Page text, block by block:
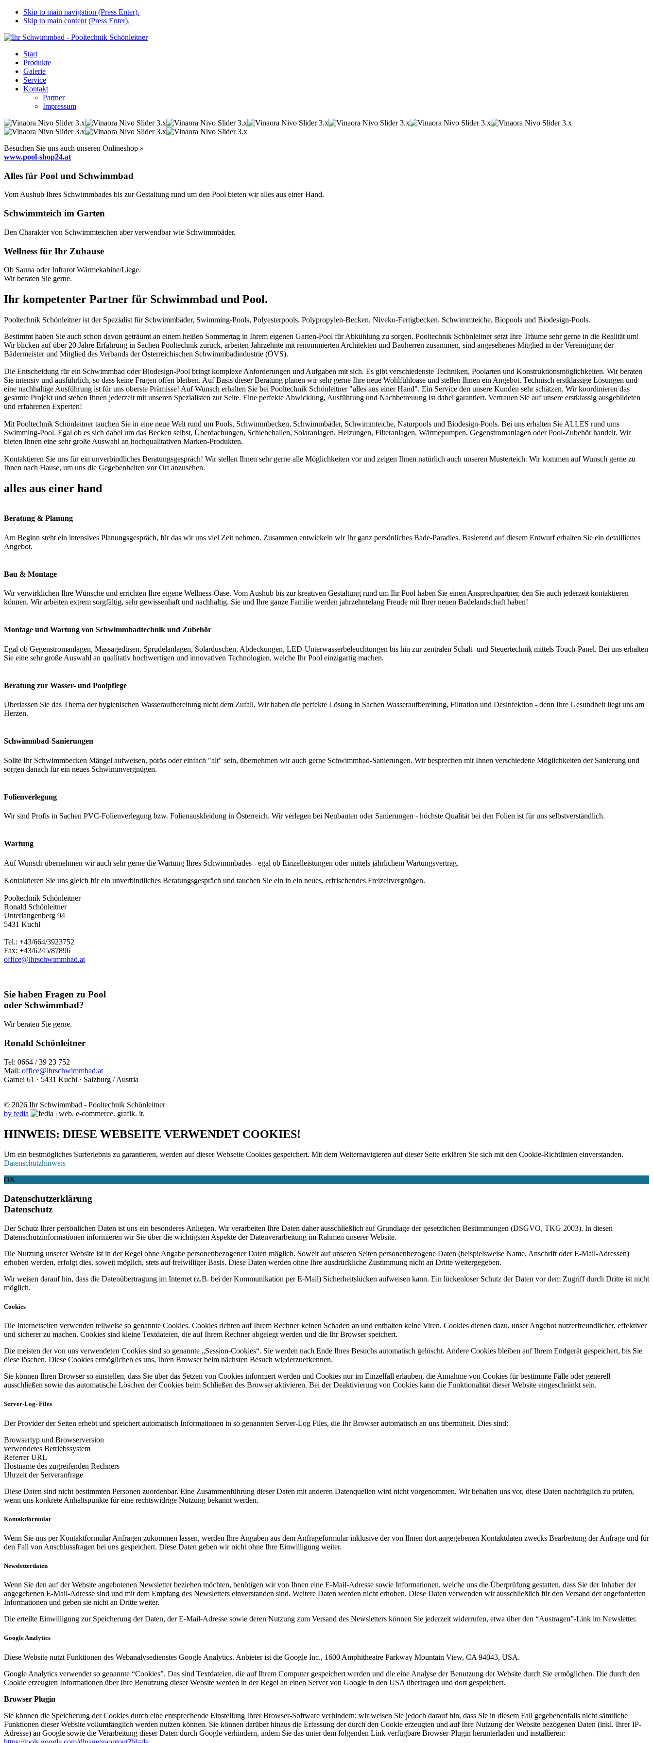
Skip to main navigation (Press Enter).
Skip to main content (Press Enter).
Start
Produkte
Galerie
Service
Kontakt
Partner
Impressum
Besuchen Sie uns auch unseren Onlineshop »
www.pool-shop24.at
Alles für Pool und Schwimmbad
Vom Aushub Ihres Schwimmbades bis zur Gestaltung rund um den Pool bieten wir alles aus einer Hand.
Schwimmteich im Garten
Den Charakter von Schwimmteichen aber verwendbar wie Schwimmbäder.
Wellness für Ihr Zuhause
Ob Sauna oder Infrarot Wärmekabine/Liege.
Wir beraten Sie gerne.
Ihr kompetenter Partner für Schwimmbad und Pool.
Pooltechnik Schönleitner ist der Spezialist für Schwimmbäder, Swimming-Pools, Polyesterpools, Polypropylen-Becken, Niveko-Fertigbecken, Schwimmteiche, Biopools und Biodesign-Pools.
Bestimmt haben Sie auch schon davon geträumt an einem heißen Sommertag in Ihrem eigenen Garten-Pool für Abkühlung zu sorgen. Pooltechnik Schönleitner setzt Ihre Träume sehr gerne in die Realität um!
Wir blicken auf über 20 Jahre Erfahrung in Sachen Pooltechnik zurück, arbeiten Jahrzehnte mit renommierten Architekten und Bauherren zusammen, sind angesehenes Mitglied in der Vereinigung der
Bädermeister und Mitglied des Verbands der Österreichischen Schwimmbadindustrie (ÖVS).
Die Entscheidung für ein Schwimmbad oder Biodesign-Pool bringt komplexe Anforderungen und Aufgaben mit sich. Es gibt verschiedenste Techniken, Poolarten und Konstruktionsmöglichkeiten. Wir beraten
Sie intensiv und ausführlich, so dass keine Fragen offen bleiben. Auf Basis dieser Beratung planen wir sehr gerne Ihre neue Wohlfühloase und stellen Ihnen ein Angebot. Technisch erstklassige Lösungen und
eine nachhaltige Ausführung ist für uns oberste Prämisse! Auf Wunsch erhalten Sie bei Pooltechnik Schönleitner "alles aus einer Hand". Ein Service den unsere Kunden sehr schätzen. Wir koordinieren das
gesamte Projekt und stehen Ihnen jederzeit mit unseren Spezialisten zur Seite. Eine perfekte Abwicklung, Ausführung und Nachbetreuung ist dabei garantiert. Vertrauen Sie auf unsere erstklassig ausgebildeten
und erfahrenen Experten!
Mit Pooltechnik Schönleitner tauchen Sie in eine neue Welt rund um Pools, Schwimmbecken, Schwimmbäder, Schwimmteiche, Naturpools und Biodesign-Pools. Bei uns erhalten Sie ALLES rund ums
Swimming-Pool. Egal ob es sich dabei um das Becken selbst, Überdachungen, Schiebehallen, Solaranlagen, Heizungen, Filteranlagen, Wärmepumpen, Gegenstromanlagen oder Pool-Zubehör handelt. Wir
bieten Ihnen eine sehr große Auswahl an hochqualitativen Marken-Produkten.
Kontaktieren Sie uns für ein unverbindliches Beratungsgespräch! Wir stellen Ihnen sehr gerne alle Möglichkeiten vor und zeigen Ihnen natürlich auch unseren Musterteich. Wir kommen auf Wunsch gerne zu
Ihnen nach Hause, um uns die Gegebenheiten vor Ort anzusehen.
alles aus einer hand
Beratung & Planung
Am Beginn steht ein intensives Planungsgespräch, für das wir uns viel Zeit nehmen. Zusammen entwickeln wir Ihr ganz persönliches Bade-Paradies. Basierend auf diesem Entwurf erhalten Sie ein detailliertes
Angebot.
Bau & Montage
Wir verwirklichen Ihre Wünsche und errichten Ihre eigene Wellness-Oase. Vom Aushub bis zur kreativen Gestaltung rund um Ihr Pool haben Sie einen Ansprechpartner, den Sie auch jederzeit kontaktieren
können. Wir arbeiten extrem sorgfältig, sehr gewissenhaft und nachhaltig. Sie und Ihre ganze Familie werden jahrzehntelang Freude mit Ihrer neuen Badelandschaft haben!
Montage und Wartung von Schwimmbadtechnik und Zubehör
Egal ob Gegenstromanlagen, Massagedüsen, Sprudelanlagen, Solarduschen, Abdeckungen, LED-Unterwasserbeleuchtungen bis hin zur zentralen Schalt- und Steuertechnik mittels Touch-Panel. Bei uns erhalten
Sie eine sehr große Auswahl an qualitativ hochwertigen und innovativen Technologien, welche Ihr Pool einzigartig machen.
Beratung zur Wasser- und Poolpflege
Überlassen Sie das Thema der hygienischen Wasseraufbereitung nicht dem Zufall. Wir haben die perfekte Lösung in Sachen Wasseraufbereitung, Filtration und Desinfektion - denn Ihre Gesundheit liegt uns am
Herzen.
Schwimmbad-Sanierungen
Sollte Ihr Schwimmbecken Mängel aufweisen, porös oder einfach "alt" sein, übernehmen wir auch gerne Schwimmbad-Sanierungen. Wir besprechen mit Ihnen verschiedene Möglichkeiten der Sanierung und
sorgen danach für ein neues Schwimmvergnügen.
Folienverlegung
Wir sind Profis in Sachen PVC-Folienverlegung bzw. Folienauskleidung in Österreich. Wir verlegen bei Neubauten oder Sanierungen - höchste Qualität bei den Folien ist für uns selbstverständlich.
Wartung
Auf Wunsch übernehmen wir auch sehr gerne die Wartung Ihres Schwimmbades - egal ob Einzelleistungen oder mittels jährlichem Wartungsvertrag.
Kontaktieren Sie uns gleich für ein unverbindliches Beratungsgespräch und tauchen Sie ein in ein neues, erfrischendes Freizeitvergnügen.
Pooltechnik Schönleitner
Ronald Schönleitner
Unterlangenberg 94
5431 Kuchl
Tel.: +43/664/3923752
Fax: +43/6245/87896
office@ihrschwimmbad.at
Sie haben Fragen zu Pool
oder Schwimmbad?
Wir beraten Sie gerne.
Ronald Schönleitner
Tel: 0664 / 39 23 752
Mail: office@ihrschwimmbad.at
Garnei 61 · 5431 Kuchl · Salzburg / Austria
© 2026 Ihr Schwimmbad - Pooltechnik Schönleitner
by fedia
HINWEIS: DIESE WEBSEITE VERWENDET COOKIES!
Um ein bestmögliches Surferlebnis zu garantieren, werden auf dieser Webseite Cookies gespeichert. Mit dem Weiternavigieren auf dieser Seite erklären Sie sich mit den Cookie-Richtlinien einverstanden.
Datenschutzhinweis
OK
Datenschutzerklärung
Datenschutz
Der Schutz Ihrer persönlichen Daten ist uns ein besonderes Anliegen. Wir verarbeiten Ihre Daten daher ausschließlich auf Grundlage der gesetzlichen Bestimmungen (DSGVO, TKG 2003). In diesen
Datenschutzinformationen informieren wir Sie über die wichtigsten Aspekte der Datenverarbeitung im Rahmen unserer Website.
Die Nutzung unserer Website ist in der Regel ohne Angabe personenbezogener Daten möglich. Soweit auf unseren Seiten personenbezogene Daten (beispielsweise Name, Anschrift oder E-Mail-Adressen)
erhoben werden, erfolgt dies, soweit möglich, stets auf freiwilliger Basis. Diese Daten werden ohne Ihre ausdrückliche Zustimmung nicht an Dritte weitergegeben.
Wir weisen darauf hin, dass die Datenübertragung im Internet (z.B. bei der Kommunikation per E-Mail) Sicherheitslücken aufweisen kann. Ein lückenloser Schutz der Daten vor dem Zugriff durch Dritte ist nicht
möglich.
Cookies
Die Internetseiten verwenden teilweise so genannte Cookies. Cookies richten auf Ihrem Rechner keinen Schaden an und enthalten keine Viren. Cookies dienen dazu, unser Angebot nutzerfreundlicher, effektiver
und sicherer zu machen. Cookies sind kleine Textdateien, die auf Ihrem Rechner abgelegt werden und die Ihr Browser speichert.
Die meisten der von uns verwendeten Cookies sind so genannte „Session-Cookies“. Sie werden nach Ende Ihres Besuchs automatisch gelöscht. Andere Cookies bleiben auf Ihrem Endgerät gespeichert, bis Sie
diese löschen. Diese Cookies ermöglichen es uns, Ihren Browser beim nächsten Besuch wiederzuerkennen.
Sie können Ihren Browser so einstellen, dass Sie über das Setzen von Cookies informiert werden und Cookies nur im Einzelfall erlauben, die Annahme von Cookies für bestimmte Fälle oder generell
ausschließen sowie das automatische Löschen der Cookies beim Schließen des Browser aktivieren. Bei der Deaktivierung von Cookies kann die Funktionalität dieser Website eingeschränkt sein.
Server-Log- Files
Der Provider der Seiten erhebt und speichert automatisch Informationen in so genannten Server-Log Files, die Ihr Browser automatisch an uns übermittelt. Dies sind:
Browsertyp und Browserversion
verwendetes Betriebssystem
Referrer URL
Hostname des zugreifenden Rechners
Uhrzeit der Serveranfrage
Diese Daten sind nicht bestimmten Personen zuordenbar. Eine Zusammenführung dieser Daten mit anderen Datenquellen wird nicht vorgenommen. Wir behalten uns vor, diese Daten nachträglich zu prüfen,
wenn uns konkrete Anhaltspunkte für eine rechtswidrige Nutzung bekannt werden.
Kontaktformular
Wenn Sie uns per Kontaktformular Anfragen zukommen lassen, werden Ihre Angaben aus dem Anfrageformular inklusive der von Ihnen dort angegebenen Kontaktdaten zwecks Bearbeitung der Anfrage und für
den Fall von Anschlussfragen bei uns gespeichert. Diese Daten geben wir nicht ohne Ihre Einwilligung weiter.
Newsletterdaten
Wenn Sie den auf der Website angebotenen Newsletter beziehen möchten, benötigen wir von Ihnen eine E-Mail-Adresse sowie Informationen, welche uns die Überprüfung gestatten, dass Sie der Inhaber der
angegebenen E-Mail-Adresse sind und mit dem Empfang des Newsletters einverstanden sind. Weitere Daten werden nicht erhoben. Diese Daten verwenden wir ausschließlich für den Versand der angeforderten
Informationen und geben sie nicht an Dritte weiter.
Die erteilte Einwilligung zur Speicherung der Daten, der E-Mail-Adresse sowie deren Nutzung zum Versand des Newsletters können Sie jederzeit widerrufen, etwa über den “Austragen”-Link im Newsletter.
Google Analytics
Diese Website nutzt Funktionen des Webanalysedienstes Google Analytics. Anbieter ist die Google Inc., 1600 Amphitheatre Parkway Mountain View, CA 94043, USA.
Google Analytics verwendet so genannte “Cookies”. Das sind Textdateien, die auf Ihrem Computer gespeichert werden und die eine Analyse der Benutzung der Website durch Sie ermöglichen. Die durch den
Cookie erzeugten Informationen über Ihre Benutzung dieser Website werden in der Regel an einen Server von Google in den USA übertragen und dort gespeichert.
Browser Plugin
Sie können die Speicherung der Cookies durch eine entsprechende Einstellung Ihrer Browser-Software verhindern; wir weisen Sie jedoch darauf hin, dass Sie in diesem Fall gegebenenfalls nicht sämtliche
Funktionen dieser Website vollumfänglich werden nutzen können. Sie können darüber hinaus die Erfassung der durch den Cookie erzeugten und auf Ihre Nutzung der Website bezogenen Daten (inkl. Ihrer IP-
Adresse) an Google sowie die Verarbeitung dieser Daten durch Google verhindern, indem Sie das unter dem folgenden Link verfügbare Browser-Plugin herunterladen und installieren: